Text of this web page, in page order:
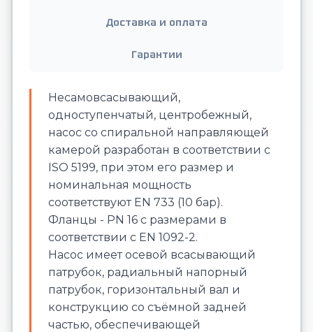
Доставка и оплата
Гарантии
Несамовсасывающий,
одноступенчатый, центробежный,
насос со спиральной направляющей
камерой разработан в соответствии с
ISO 5199, при этом его размер и
номинальная мощность
соответствуют EN 733 (10 бар).
Фланцы - PN 16 с размерами в
соответствии с EN 1092-2.
Насос имеет осевой всасывающий
патрубок, радиальный напорный
патрубок, горизонтальный вал и
конструкцию со съёмной задней
частью, обеспечивающей